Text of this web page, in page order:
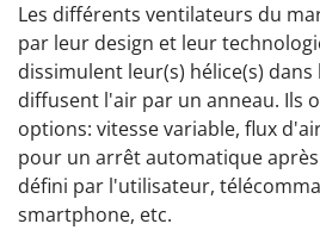
Les différents ventilateurs du
par leur design et leur
dissimulent leur(s) hélice(s)
diffusent l'air par un anneau. Ils
options: vitesse variable, flux
pour un arrêt automatique
défini par l'utilisateur,
smartphone, etc.